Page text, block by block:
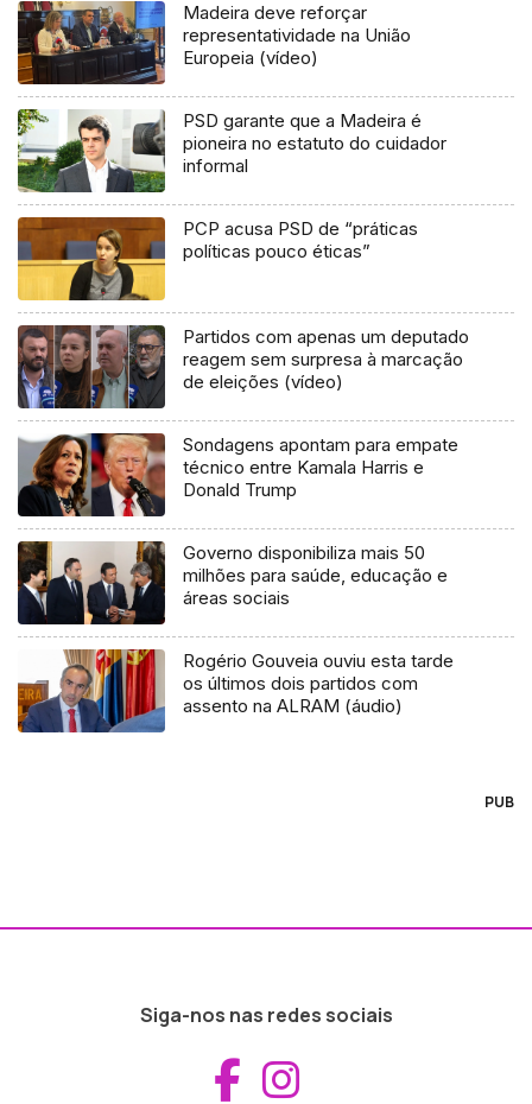
Madeira deve reforçar
representatividade na União
Europeia (vídeo)
PSD garante que a Madeira é
pioneira no estatuto do cuidador
informal
PCP acusa PSD de “práticas
políticas pouco éticas”
Partidos com apenas um deputado
reagem sem surpresa à marcação
de eleições (vídeo)
Sondagens apontam para empate
técnico entre Kamala Harris e
Donald Trump
Governo disponibiliza mais 50
milhões para saúde, educação e
áreas sociais
Rogério Gouveia ouviu esta tarde
os últimos dois partidos com
assento na ALRAM (áudio)
PUB
Siga-nos nas redes sociais
Aceder ao